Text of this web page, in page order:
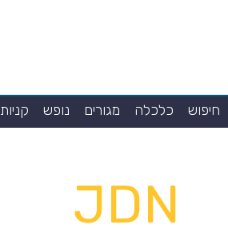
חיפוש כלכלה מגורים נופש קניות
JDN